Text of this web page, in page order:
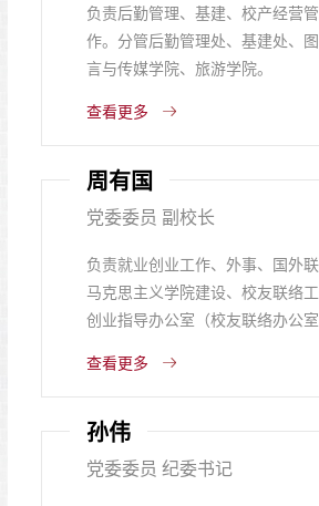
负责后勤管理、基建、校产经营
作。分管后勤管理处、基建处、
言与传媒学院、旅游学院。
查看更多
周有国
党委委员 副校长
负责就业创业工作、外事、国外联
马克思主义学院建设、校友联络
创业指导办公室（校友联络办公
院。
查看更多
孙伟
党委委员 纪委书记